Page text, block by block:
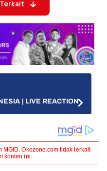
| LIVE REACTION